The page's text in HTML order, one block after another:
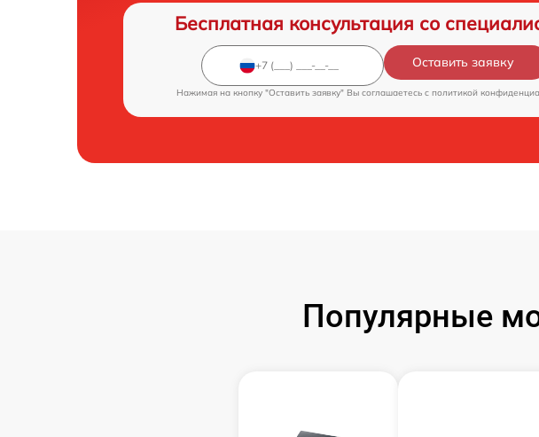
Бесплатная консультация со
Оставить заявку
Нажимая на кнопку "Оставить заявку" Вы соглашаетесь c политикой
Популярные